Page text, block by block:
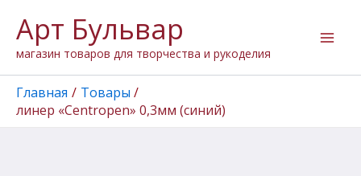
содержимому
Арт Бульвар
магазин товаров для творчества и рукоделия
Главная
Товары
линер «Centropen» 0,3мм (синий)